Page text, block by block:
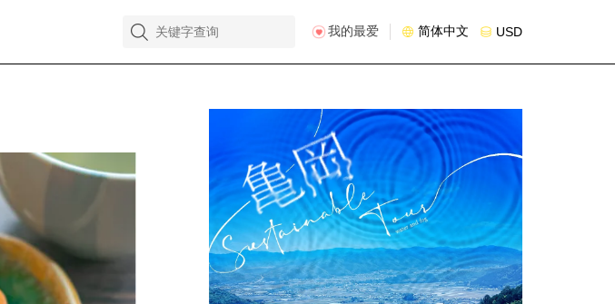
我的最爱 简体中文 USD